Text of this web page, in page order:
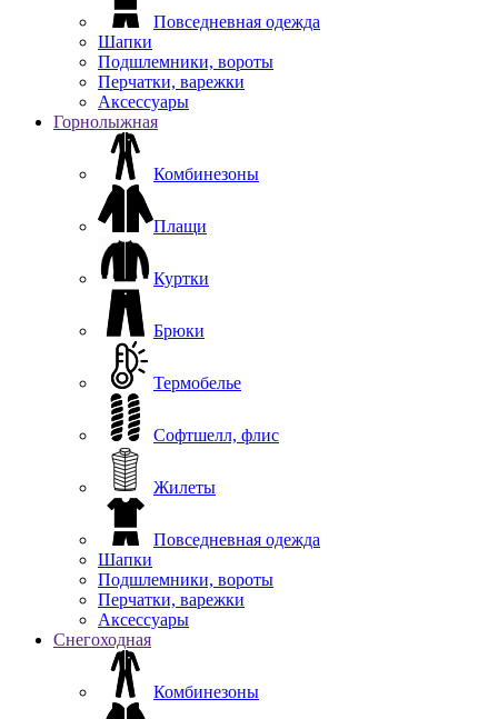
Повседневная одежда
Шапки
Подшлемники, вороты
Перчатки, варежки
Аксессуары
Горнолыжная
Комбинезоны
Плащи
Куртки
Брюки
Термобелье
Софтшелл, флис
Жилеты
Повседневная одежда
Шапки
Подшлемники, вороты
Перчатки, варежки
Аксессуары
Снегоходная
Комбинезоны